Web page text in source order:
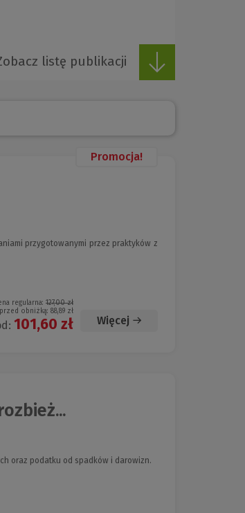
listę publikacji
Promocja!
przygotowanymi przez praktyków z
regularna: 127,00 zł
obniżką: 88,89 zł
101,60 zł Więcej
oraz podatku od spadków i darowizn.